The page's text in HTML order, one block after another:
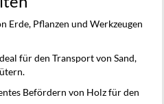
Erde, Pflanzen und Werkzeugen
für den Transport von Sand,
Befördern von Holz für den